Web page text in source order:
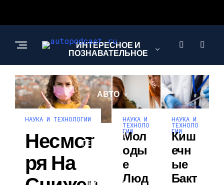
ИНТЕРЕСНОЕ И
ПОЗНАВАТЕЛЬНОЕ
АВТО
НАУКА И
ТЕХНОЛОГИИ
НАУКА И ТЕХНОЛОГИИ
Несмот
Ря На
НАУКА И
ТЕХНОЛО
ГИИ
Мол
Оды
Е
Люд
НАУКА И
ТЕХНОЛО
ГИИ
Киш
Ечн
Ые
Бакт